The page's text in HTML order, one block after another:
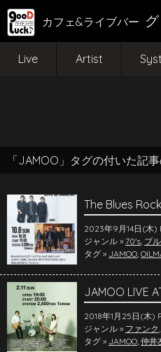
カフェ&ライブバー
Live Artist
「JAMOO」タグの付いた記事
The Blues
2023年9月14日(木)
ジャンル » 70's, ブ
タグ » JAMOO,
JAMOO LIVE
2018年1月25日(木)
ジャンル » ファンク,
タグ » JAMOO, 仲井